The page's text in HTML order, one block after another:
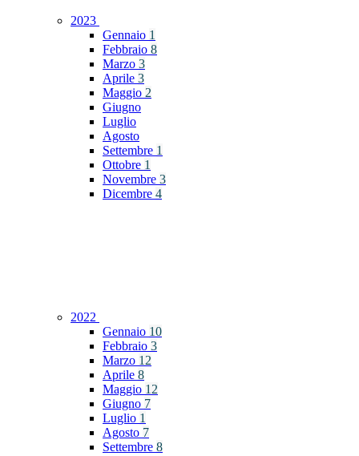
2023
Gennaio 1
Febbraio 8
Marzo 3
Aprile 3
Maggio 2
Giugno
Luglio
Agosto
Settembre 1
Ottobre 1
Novembre 3
Dicembre 4
2022
Gennaio 10
Febbraio 3
Marzo 12
Aprile 8
Maggio 12
Giugno 7
Luglio 1
Agosto 7
Settembre 8